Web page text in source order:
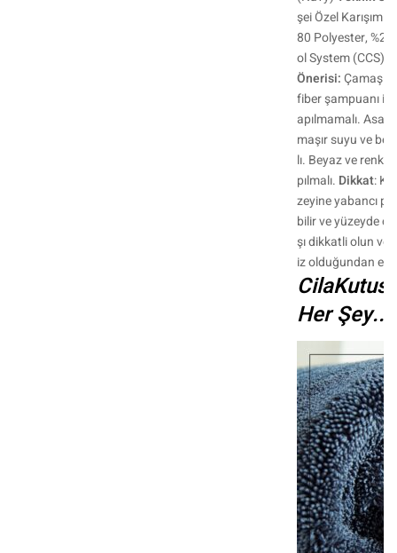
şei Özel Karışım
80 Polyester,
ol System (CCS)
Önerisi:Çamaşır
fiber şampuanı
apılmamalı.
maşır suyu ve
lı. Beyaz ve renkli
pılmalı. Dikkat:
zeyine yabancı
bilir ve yüzeyde
şı dikkatli olun ve
iz olduğundan
Her Şey...